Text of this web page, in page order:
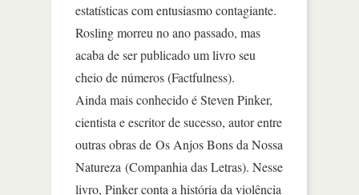
estatísticas com entusiasmo contagiante.
Rosling morreu no ano passado, mas
acaba de ser publicado um livro seu
cheio de números (Factfulness).
Ainda mais conhecido é Steven Pinker,
cientista e escritor de sucesso, autor entre
outras obras de Os Anjos Bons da Nossa
Natureza (Companhia das Letras). Nesse
livro, Pinker conta a história da violência